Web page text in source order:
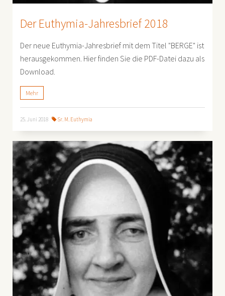
Der Euthymia-Jahresbrief 2018
Der neue Euthymia-Jahresbrief mit dem Titel "BERGE" ist
herausgekommen. Hier finden Sie die PDF-Datei dazu als
Download.
Mehr
25. Juni 2018 Sr. M. Euthymia